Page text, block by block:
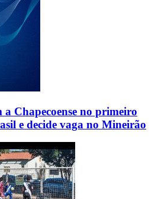
Chapecoense no primeiro
e decide vaga no Mineirão